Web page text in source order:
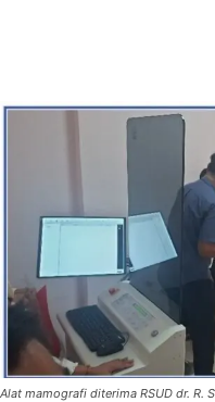
Alat mamografi diterima RSUD dr. R.